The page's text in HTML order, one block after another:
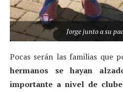
Jorge junto a su
Pocas serán las familias que
hermanos se hayan
importante a nivel de